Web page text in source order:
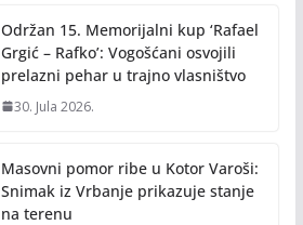
n
k
Održan 15. Memorijalni kup ‘Rafael
Grgić – Rafko’: Vogošćani osvojili
prelazni pehar u trajno vlasništvo
30. Jula 2026.
Masovni pomor ribe u Kotor Varoši:
Snimak iz Vrbanje prikazuje stanje
na terenu